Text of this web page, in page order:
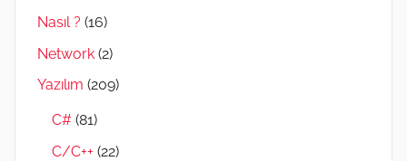
Nasıl ? (16)
Network (2)
Yazılım (209)
C# (81)
C/C++ (22)